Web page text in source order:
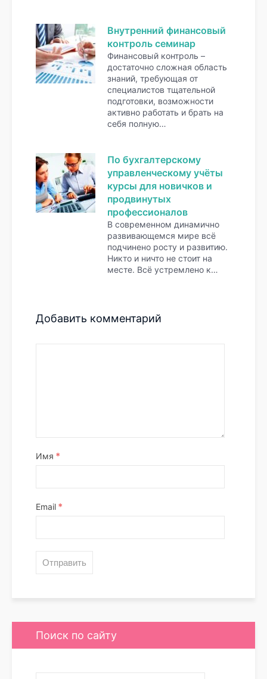
Внутренний финансовый
контроль семинар
Финансовый контроль –
достаточно сложная область
знаний, требующая от
специалистов тщательной
подготовки, возможности
активно работать и брать на
себя полную…
По бухгалтерскому
управленческому учёты
курсы для новичков и
продвинутых
профессионалов
В современном динамично
развивающемся мире всё
подчинено росту и развитию.
Никто и ничто не стоит на
месте. Всё устремлено к…
Добавить комментарий
Имя *
Email *
Поиск по сайту